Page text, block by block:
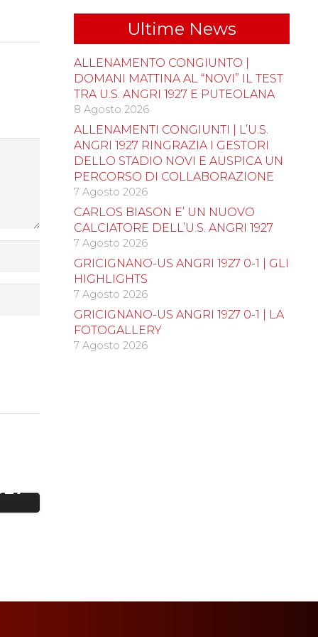
Ultime News
ALLENAMENTO CONGIUNTO |
DOMANI MATTINA AL “NOVI” IL TEST
TRA U.S. ANGRI 1927 E PUTEOLANA
8 Agosto 2026
ALLENAMENTI CONGIUNTI | L’U.S.
ANGRI 1927 RINGRAZIA I GESTORI
DELLO STADIO NOVI E AUSPICA UN
PERCORSO DI COLLABORAZIONE
7 Agosto 2026
CARLOS BIASON E’ UN NUOVO
CALCIATORE DELL’U.S. ANGRI 1927
7 Agosto 2026
GRICIGNANO-US ANGRI 1927 0-1 | GLI
HIGHLIGHTS
7 Agosto 2026
GRICIGNANO-US ANGRI 1927 0-1 | LA
FOTOGALLERY
7 Agosto 2026